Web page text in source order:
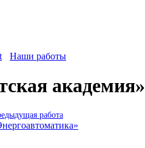
Наши работы
академия»
работа